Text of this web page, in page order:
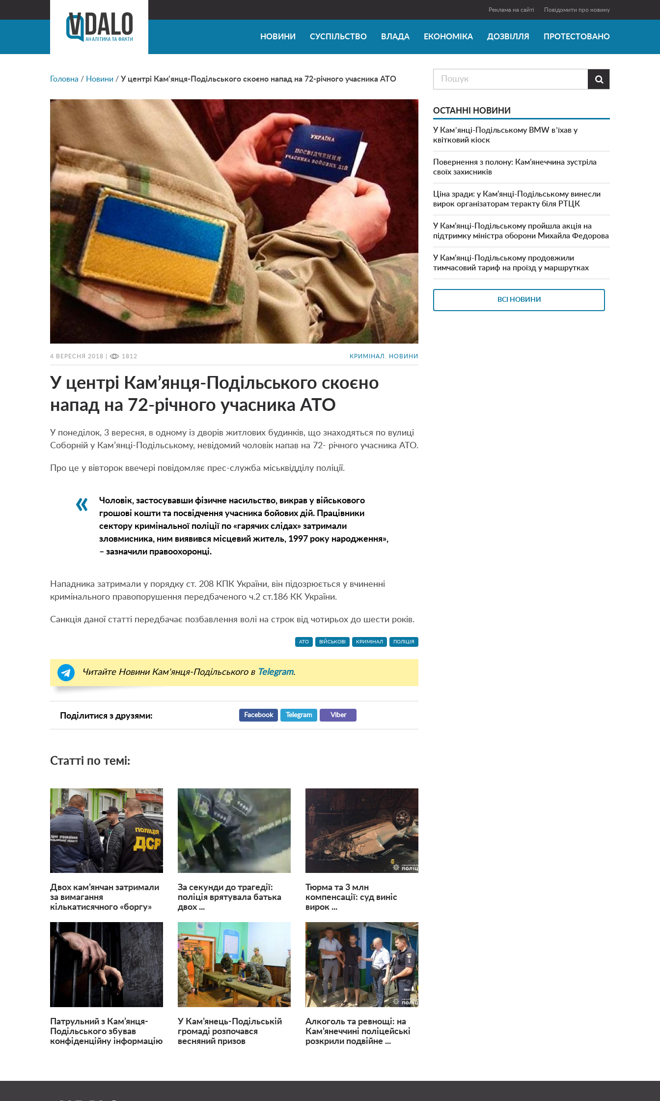
Реклама на сайті Повідомити про новину
НОВИНИ СУСПІЛЬСТВО ВЛАДА ЕКОНОМІКА ДОЗВІЛЛЯ ПРОТЕСТОВАНО
Головна / Новини / У центрі Кам’янця-Подільського скоєно напад на 72-річного учасника АТО
4 ВЕРЕСНЯ 2018 | 1812 КРИМІНАЛ НОВИНИ
У центрі Кам’янця-Подільського скоєно
напад на 72-річного учасника АТО
У понеділок, 3 вересня, в одному із дворів житлових будинків, що знаходяться по вулиці
Соборній у Кам’янці-Подільському, невідомий чоловік напав на 72- річного учасника АТО.
Про це у вівторок ввечері повідомляє прес-служба міськвідділу поліції.
Чоловік, застосувавши фізичне насильство, викрав у військового
грошові кошти та посвідчення учасника бойових дій. Працівники
сектору кримінальної поліції по «гарячих слідах» затримали
зловмисника, ним виявився місцевий житель, 1997 року народження»,
– зазначили правоохоронці.
Нападника затримали у порядку ст. 208 КПК України, він підозрюється у вчиненні
кримінального правопорушення передбаченого ч.2 ст.186 КК України.
Санкція даної статті передбачає позбавлення волі на строк від чотирьох до шести років.
АТО ВІЙСЬКОВІ КРИМІНАЛ ПОЛІЦІЯ
Читайте Новини Кам'янця-Подільського в Telegram.
Поділитися з друзями: Facebook Telegram Viber
Статті по темі:
Двох кам’янчан затримали
за вимагання
кількатисячного «боргу»
За секунди до трагедії:
поліція врятувала батька
двох ...
Тюрма та 3 млн
компенсації: суд виніс
вирок ...
Патрульний з Кам’янця-
Подільського збував
конфіденційну інформацію
У Кам’янець-Подільській
громаді розпочався
весняний призов
Алкоголь та ревнощі: на
Кам’янеччині поліцейські
розкрили подвійне ...

ОСТАННІ НОВИНИ
У Камʼянці-Подільському BMW вʼїхав у
квітковий кіоск
Повернення з полону: Кам’янеччина зустріла
своїх захисників
Ціна зради: у Кам’янці-Подільському винесли
вирок організаторам теракту біля РТЦК
У Кам’янці-Подільському пройшла акція на
підтримку міністра оборони Михайла Федорова
У Кам’янці-Подільському продовжили
тимчасовий тариф на проїзд у маршрутках
ВСІ НОВИНИ